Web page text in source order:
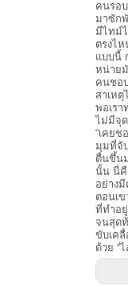
คนรอ
มาซักพั
มีไทม์
ตรงไ
แบบนี้
หน่ายมั
คนชอ
สาเห
พอเรา
ไม่มีจุ
“เคย
มุมที่จับ
ตื่นขึ้น
นั้น นี่คื
อย่าง
ตอนเข
ที่ทำอ
จนสุด
ขับเค
ด้วย “